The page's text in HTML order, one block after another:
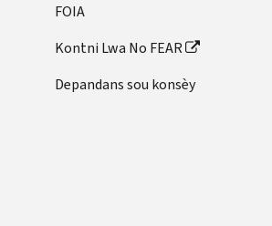
FOIA
Kontni Lwa No FEAR
Depandans sou konsèy